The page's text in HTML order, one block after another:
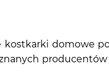
kostkarki domowe